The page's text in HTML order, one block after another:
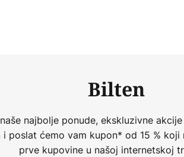
Bilten
najbolje ponude, ekskluzivne
i poslat ćemo vam kupon* od 15 %
prve kupovine u našoj internetskoj